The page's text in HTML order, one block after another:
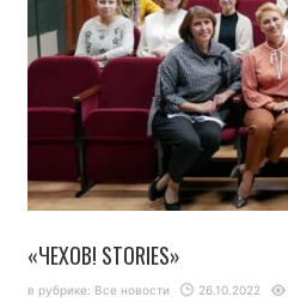
«ЧЕХОВ! STORIES»
в рубрике: Все новости 26.10.2022